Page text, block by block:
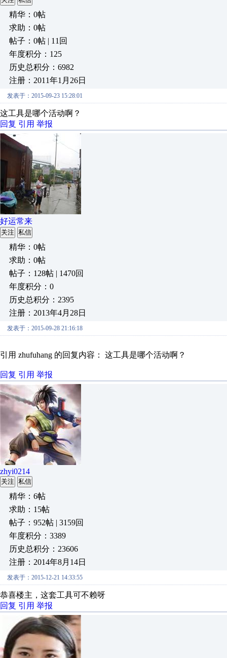
精华：0帖
求助：0帖
帖子：0帖 | 11回
年度积分：125
历史总积分：6982
注册：2011年1月26日
发表于：2015-09-23 15:28:01
这工具是哪个活动啊？
回复 引用 举报
好运常来
关注 私信
精华：0帖
求助：0帖
帖子：128帖 | 1470回
年度积分：0
历史总积分：2395
注册：2013年4月28日
发表于：2015-09-28 21:16:18
引用 zhufuhang 的回复内容： 这工具是哪个活动啊？
回复 引用 举报
zhyi0214
关注 私信
精华：6帖
求助：15帖
帖子：952帖 | 3159回
年度积分：3389
历史总积分：23606
注册：2014年8月14日
发表于：2015-12-21 14:33:55
恭喜楼主，这套工具可不赖呀
回复 引用 举报